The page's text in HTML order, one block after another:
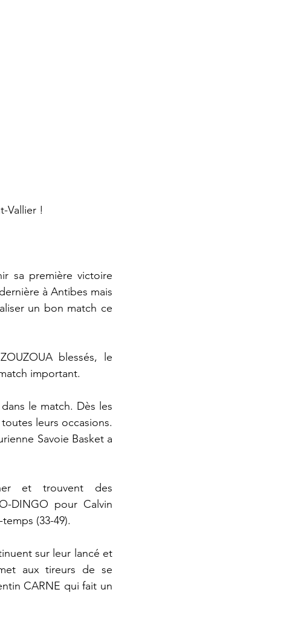
Vallier !
sa première victoire
à Antibes mais
un bon match ce
blessés, le
important.
le match. Dès les
leurs occasions.
Savoie Basket a
et trouvent des
DINGO pour Calvin
(33-49).
sur leur lancé et
aux tireurs de se
CARNE qui fait un